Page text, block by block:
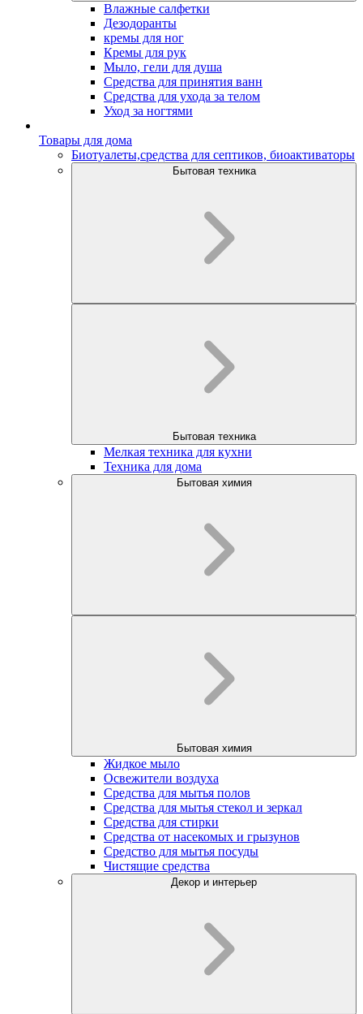
Влажные салфетки
Дезодоранты
кремы для ног
Кремы для рук
Мыло, гели для душа
Средства для принятия ванн
Средства для ухода за телом
Уход за ногтями
Товары для дома
Биотуалеты,средства для септиков, биоактиваторы
Бытовая техника
Бытовая техника
Мелкая техника для кухни
Техника для дома
Бытовая химия
Бытовая химия
Жидкое мыло
Освежители воздуха
Средства для мытья полов
Средства для мытья стекол и зеркал
Средства для стирки
Средства от насекомых и грызунов
Средство для мытья посуды
Чистящие средства
Декор и интерьер